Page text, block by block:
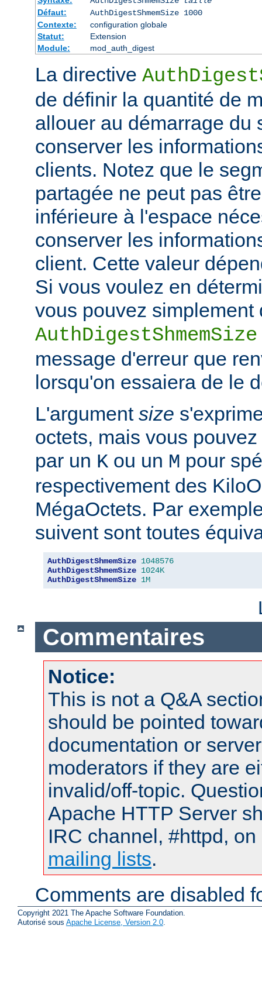
Défaut:
AuthDigestShmemSize 1000
Contexte:
configuration globale
Statut:
Extension
Module:
mod_auth_digest
La directive
de définir la quantité de
allouer au démarrage du
conserver les
clients. Notez que le
partagée ne peut pas
inférieure à l'espace
conserver les
client. Cette valeur
Si vous voulez en
vous pouvez simplement
AuthDigestShmemSize
message d'erreur que
lorsqu'on essaiera de le
L'argument size
octets, mais vous
par un K ou un M pour
respectivement des
MégaOctets. Par
suivent sont toutes
AuthDigestShmemSize 1048576
AuthDigestShmemSize 1024K
AuthDigestShmemSize 1M
Commentaires
Notice:
This is not a Q&A
should be pointed
documentation or
moderators if they are
invalid/off-topic.
Apache HTTP Server
IRC channel, #httpd,
mailing lists.
Comments are disabled
Copyright 2021 The Apache Software Foundation.
Autorisé sous Apache License, Version 2.0